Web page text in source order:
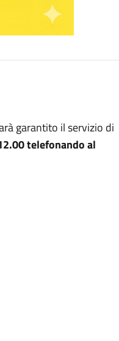
garantito il servizio di
telefonando al